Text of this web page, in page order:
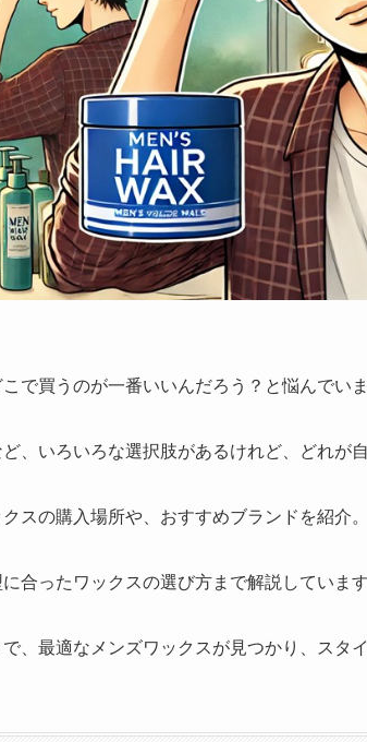
で買うのが一番いいんだろう？と悩んでい
、いろいろな選択肢があるけれど、どれが
スの購入場所や、おすすめブランドを紹介。
合ったワックスの選び方まで解説しています
、最適なメンズワックスが見つかり、スタ